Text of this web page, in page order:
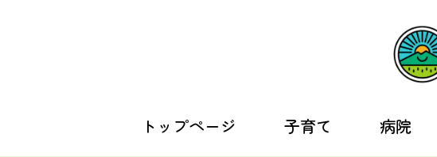
トップページ 子育て 病院